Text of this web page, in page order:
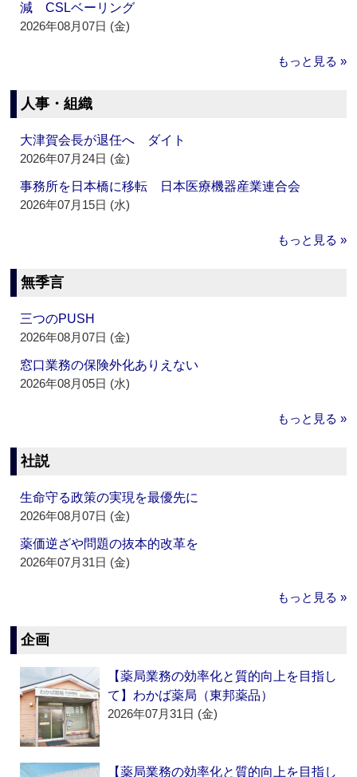
減 CSLベーリング
2026年08月07日 (金)
もっと見る »
人事・組織
大津賀会長が退任へ ダイト
2026年07月24日 (金)
事務所を日本橋に移転 日本医療機器産業連合会
2026年07月15日 (水)
もっと見る »
無季言
三つのPUSH
2026年08月07日 (金)
窓口業務の保険外化ありえない
2026年08月05日 (水)
もっと見る »
社説
生命守る政策の実現を最優先に
2026年08月07日 (金)
薬価逆ざや問題の抜本的改革を
2026年07月31日 (金)
もっと見る »
企画
【薬局業務の効率化と質的向上を目指し
て】わかば薬局（東邦薬品）
2026年07月31日 (金)
【薬局業務の効率化と質的向上を目指し